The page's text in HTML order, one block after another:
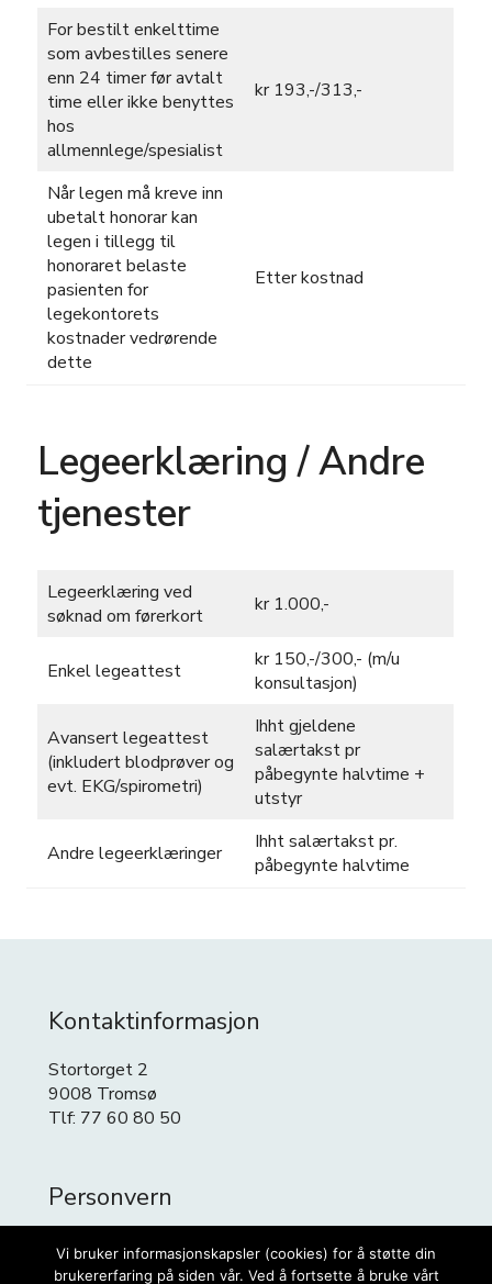
For bestilt enkelttime
som avbestilles senere
enn 24 timer før avtalt
time eller ikke benyttes
hos
allmennlege/spesialist
kr 193,-/313,-
Når legen må kreve inn
ubetalt honorar kan
legen i tillegg til
honoraret belaste
pasienten for
legekontorets
kostnader vedrørende
dette
Etter kostnad
Legeerklæring / Andre
tjenester
Legeerklæring ved
søknad om førerkort
kr 1.000,-
Enkel legeattest
kr 150,-/300,- (m/u
konsultasjon)
Avansert legeattest
(inkludert blodprøver og
evt. EKG/spirometri)
Ihht gjeldene
salærtakst pr
påbegynte halvtime +
utstyr
Andre legeerklæringer
Ihht salærtakst pr.
påbegynte halvtime
Kontaktinformasjon
Stortorget 2
9008 Tromsø
Tlf: 77 60 80 50
Personvern
Personvern
Cookies
Vi bruker informasjonskapsler (cookies) for å støtte din
brukererfaring på siden vår. Ved å fortsette å bruke vårt